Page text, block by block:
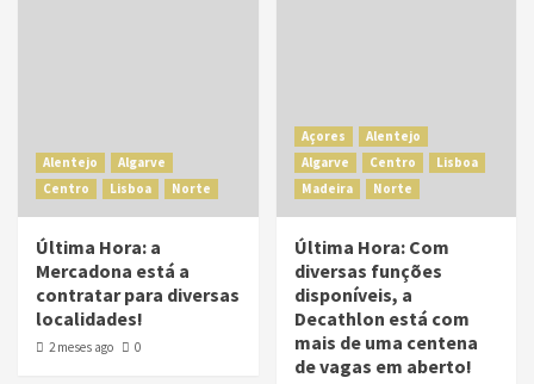
Alentejo
Algarve
Centro
Lisboa Norte
Última Hora: a
Mercadona está a
contratar para diversas
localidades!
2 meses ago 0
Açores
Alentejo
Algarve
Centro
Lisboa
Madeira
Norte
Última Hora: Com
diversas funções
disponíveis, a
Decathlon está com
mais de uma centena
de vagas em aberto!